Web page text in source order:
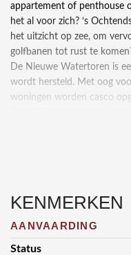
appartement of penthouse
het al voor zich? ‘s
het uitzicht op zee, om
golfbanen tot rust te
De Nieuwe Watertoren is
wordt hersteld. Met oog
woningen worden casco
Wonen aan zee, zoals dat
de verbeelding. Tel daar het
KENMERKEN
AANVAARDING
Status